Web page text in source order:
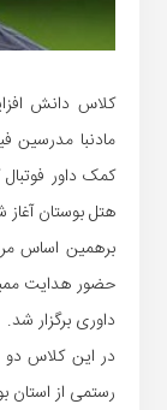
کلاس دانش
هتل بوستان آغاز
حضور هدایت
داوری برگزار شد.
در این کلاس دو
رستمی از استان